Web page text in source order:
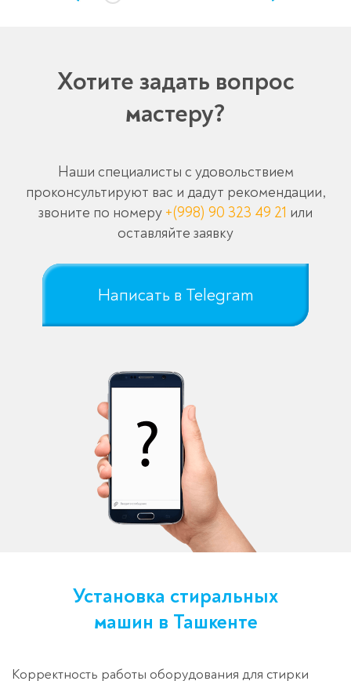
Хотите задать вопрос
мастеру?
Наши специалисты с удовольствием
проконсультируют вас и дадут рекомендации,
звоните по номеру +(998) 90 323 49 21 или
оставляйте заявку
Написать в Telegram
Установка стиральных
машин в Ташкенте
Корректность работы оборудования для стирки